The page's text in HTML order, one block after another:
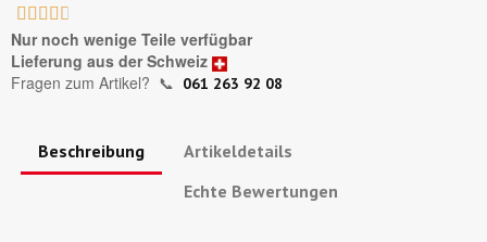
    
Nur noch wenige Teile verfügbar
Lieferung aus der Schweiz
Fragen zum Artikel? 📞 061 263 92 08
Beschreibung
Artikeldetails
Echte Bewertungen